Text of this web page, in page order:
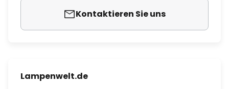
Kontaktieren Sie uns
Lampenwelt.de